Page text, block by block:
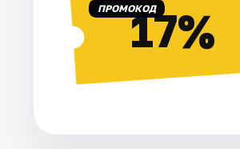
ПРОМОКОД17%